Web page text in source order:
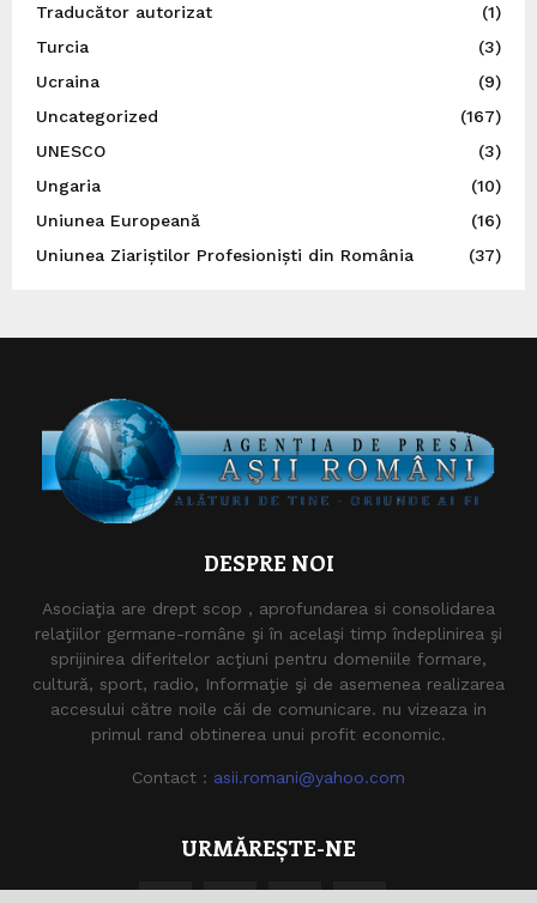
Traducător autorizat
(1)
Turcia
(3)
Ucraina
(9)
Uncategorized
(167)
UNESCO
(3)
Ungaria
(10)
Uniunea Europeană
(16)
Uniunea Ziariștilor Profesioniști din România
(37)
DESPRE NOI
Asociaţia are drept scop , aprofundarea si consolidarea
relaţiilor germane-române şi în acelaşi timp îndeplinirea şi
sprijinirea diferitelor acţiuni pentru domeniile formare,
cultură, sport, radio, Informaţie şi de asemenea realizarea
accesului către noile căi de comunicare. nu vizeaza in
primul rand obtinerea unui profit economic.
Contact : asii.romani@yahoo.com
URMĂREȘTE-NE